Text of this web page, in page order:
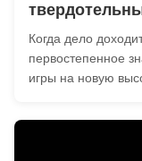
550PRO и
Когда дело
первостепенное
игры на новую
им также